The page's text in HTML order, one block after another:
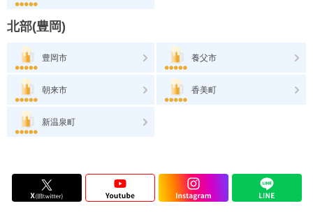
北部(豊岡)
豊岡市 養父市
朝来市 香美町
新温泉町